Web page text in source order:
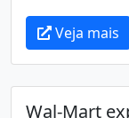
Veja mais
Wal-Mart